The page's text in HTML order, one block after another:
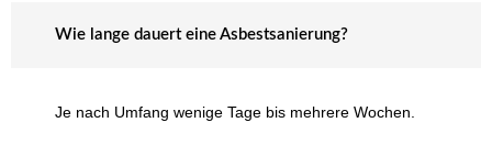
Wie lange dauert eine Asbestsanierung?
Je nach Umfang wenige Tage bis mehrere Wochen.